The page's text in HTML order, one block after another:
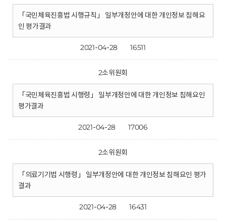
「국민체육진흥법 시행규칙」 일부개정안에 대한 개인정보 침해요
인 평가결과
2021-04-28 16511
2소위원회
「국민체육진흥법 시행령」 일부개정안에 대한 개인정보 침해요인
평가결과
2021-04-28 17006
2소위원회
「의료기기법 시행령」 일부개정안에 대한 개인정보 침해요인 평가
결과
2021-04-28 16431